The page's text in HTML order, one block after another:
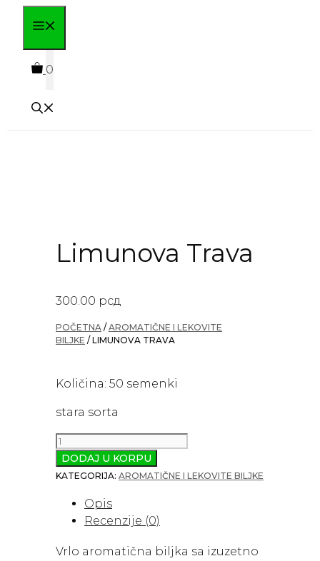
content
0
Limunova Trava
300.00 рсд
POČETNA / AROMATIČNE I LEKOVITE
BILJKE / LIMUNOVA TRAVA
Količina: 50 semenki
stara sorta
Limunova
Trava
količina
DODAJ U KORPU
KATEGORIJA: AROMATIČNE I LEKOVITE BILJKE
Opis
Recenzije (0)
Vrlo aromatična biljka sa izuzetno